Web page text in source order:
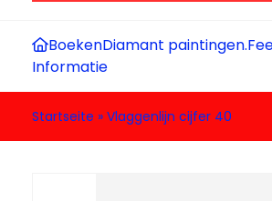
BoekenDiamant paintingen.
Informatie
Startseite » Vlaggenlijn cijfer 40